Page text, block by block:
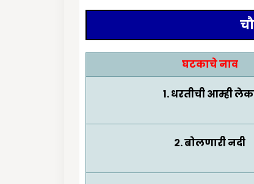
घटकाचे नाव
१. धरतीची आम्ही
२. बोलणारी नदी